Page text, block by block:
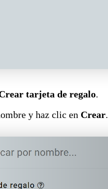
tarjeta de regalo.
y haz clic en Crear.